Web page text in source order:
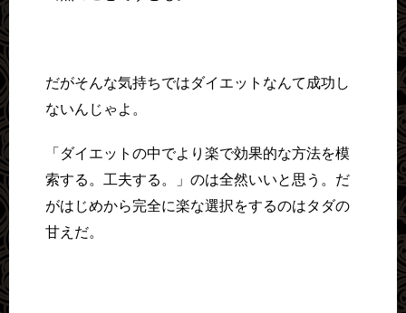
だがそんな気持ちではダイエットなんて成功し
ないんじゃよ。
「ダイエットの中でより楽で効果的な方法を模
索する。工夫する。」のは全然いいと思う。だ
がはじめから完全に楽な選択をするのはタダの
甘えだ。